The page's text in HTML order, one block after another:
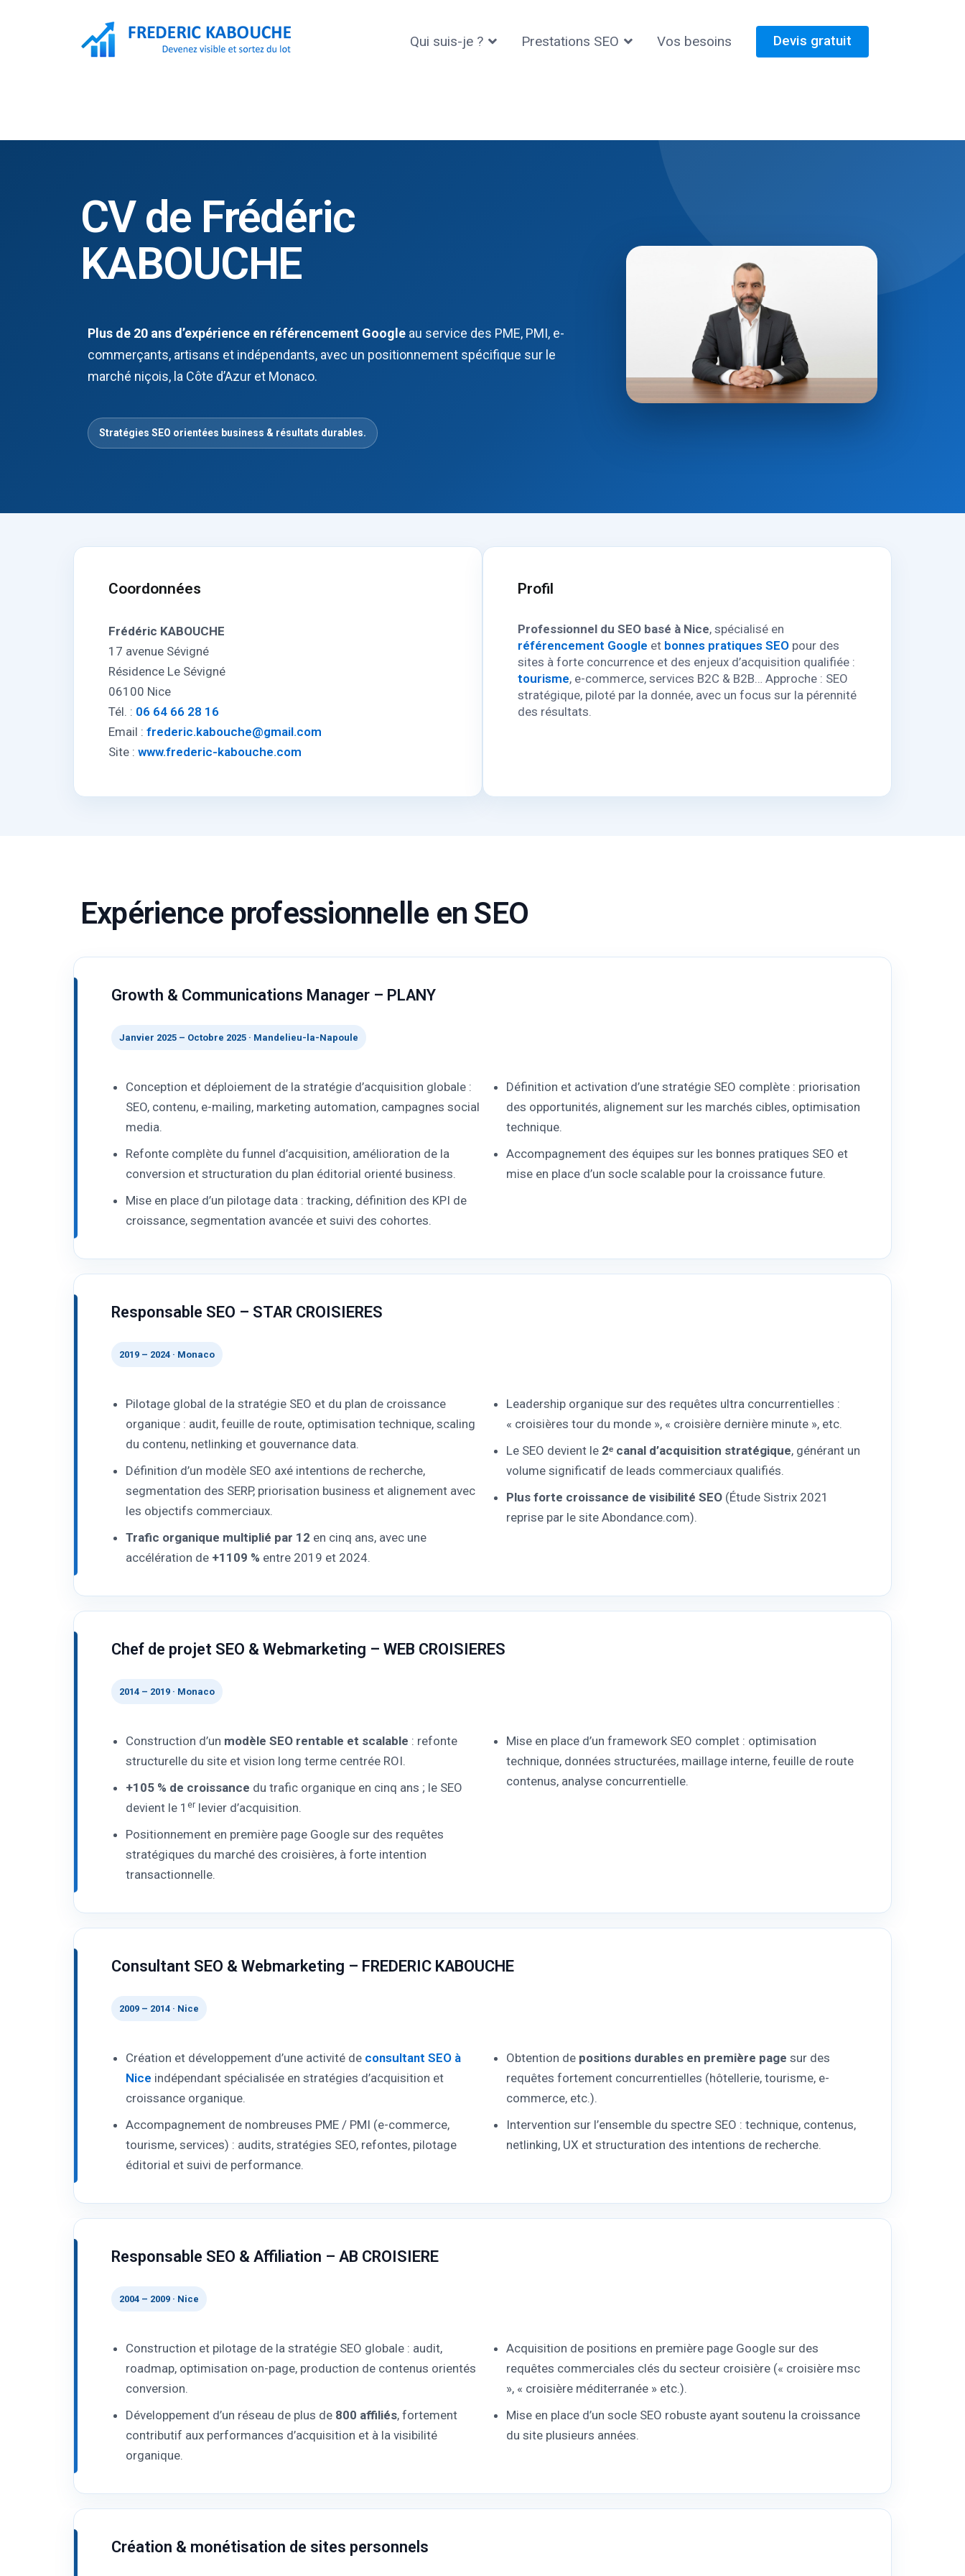
Frédéric KABOUCHE
Qui suis-je ? Prestations SEO Vos besoins Devis gratuit
CV de Frédéric
KABOUCHE
Plus de 20 ans d’expérience en référencement Google au service des PME, PMI, e-
commerçants, artisans et indépendants, avec un positionnement spécifique sur le
marché niçois, la Côte d’Azur et Monaco.
Stratégies SEO orientées business & résultats durables.
Coordonnées
Frédéric KABOUCHE
17 avenue Sévigné
Résidence Le Sévigné
06100 Nice
Tél. : 06 64 66 28 16
Email : frederic.kabouche@gmail.com
Site : www.frederic-kabouche.com
Profil
Professionnel du SEO basé à Nice, spécialisé en
référencement Google et bonnes pratiques SEO pour des
sites à forte concurrence et des enjeux d’acquisition qualifiée :
tourisme, e-commerce, services B2C & B2B… Approche : SEO
stratégique, piloté par la donnée, avec un focus sur la pérennité
des résultats.
Expérience professionnelle en SEO
Growth & Communications Manager – PLANY
Janvier 2025 – Octobre 2025 · Mandelieu-la-Napoule
Conception et déploiement de la stratégie d’acquisition globale :
SEO, contenu, e-mailing, marketing automation, campagnes social
media.
Refonte complète du funnel d’acquisition, amélioration de la
conversion et structuration du plan éditorial orienté business.
Mise en place d’un pilotage data : tracking, définition des KPI de
croissance, segmentation avancée et suivi des cohortes.
Définition et activation d’une stratégie SEO complète : priorisation
des opportunités, alignement sur les marchés cibles, optimisation
technique.
Accompagnement des équipes sur les bonnes pratiques SEO et
mise en place d’un socle scalable pour la croissance future.
Responsable SEO – STAR CROISIERES
2019 – 2024 · Monaco
Pilotage global de la stratégie SEO et du plan de croissance
organique : audit, feuille de route, optimisation technique, scaling
du contenu, netlinking et gouvernance data.
Définition d’un modèle SEO axé intentions de recherche,
segmentation des SERP, priorisation business et alignement avec
les objectifs commerciaux.
Trafic organique multiplié par 12 en cinq ans, avec une
accélération de +1109 % entre 2019 et 2024.
Leadership organique sur des requêtes ultra concurrentielles :
« croisières tour du monde », « croisière dernière minute », etc.
Le SEO devient le 2ᵉ canal d’acquisition stratégique, générant un
volume significatif de leads commerciaux qualifiés.
Plus forte croissance de visibilité SEO (Étude Sistrix 2021
reprise par le site Abondance.com).
Chef de projet SEO & Webmarketing – WEB CROISIERES
2014 – 2019 · Monaco
Construction d’un modèle SEO rentable et scalable : refonte
structurelle du site et vision long terme centrée ROI.
+105 % de croissance du trafic organique en cinq ans ; le SEO
devient le 1 er levier d’acquisition.
Positionnement en première page Google sur des requêtes
stratégiques du marché des croisières, à forte intention
transactionnelle.
Mise en place d’un framework SEO complet : optimisation
technique, données structurées, maillage interne, feuille de route
contenus, analyse concurrentielle.
Consultant SEO & Webmarketing – FREDERIC KABOUCHE
2009 – 2014 · Nice
Création et développement d’une activité de consultant SEO à
Nice indépendant spécialisée en stratégies d’acquisition et
croissance organique.
Accompagnement de nombreuses PME / PMI (e-commerce,
tourisme, services) : audits, stratégies SEO, refontes, pilotage
éditorial et suivi de performance.
Obtention de positions durables en première page sur des
requêtes fortement concurrentielles (hôtellerie, tourisme, e-
commerce, etc.).
Intervention sur l’ensemble du spectre SEO : technique, contenus,
netlinking, UX et structuration des intentions de recherche.
Responsable SEO & Affiliation – AB CROISIERE
2004 – 2009 · Nice
Construction et pilotage de la stratégie SEO globale : audit,
roadmap, optimisation on-page, production de contenus orientés
conversion.
Développement d’un réseau de plus de 800 affiliés, fortement
contributif aux performances d’acquisition et à la visibilité
organique.
Acquisition de positions en première page Google sur des
requêtes commerciales clés du secteur croisière (« croisière msc
», « croisière méditerranée » etc.).
Mise en place d’un socle SEO robuste ayant soutenu la croissance
du site plusieurs années.
Création & monétisation de sites personnels